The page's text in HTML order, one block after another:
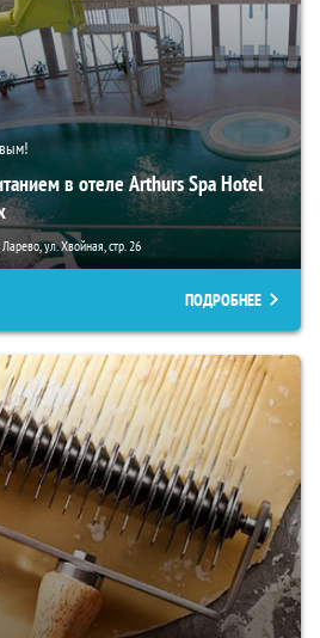
в отеле Arthurs Spa Hotel
ул. Хвойная, стр. 26
ПОДРОБНЕЕ